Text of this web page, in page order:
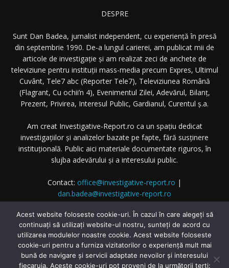
DESPRE
Sunt Dan Badea, jurnalist independent, cu experiență în presă
din septembrie 1990. De-a lungul carierei, am publicat mii de
articole de investigație și am realizat zeci de anchete de
televiziune pentru instituții mass-media precum Expres, Ultimul
Cuvânt, Tele7 abc (Reporter Tele7), Televiziunea Română
(Flagrant, Cu ochii’n 4), Evenimentul Zilei, Adevărul, Bilanț,
Prezent, Privirea, Interesul Public, Gardianul, Curentul ș.a.
Am creat Investigative-Report.ro ca un spațiu dedicat
investigațiilor și analizelor bazate pe fapte, fără susținere
instituțională. Public aici materiale documentate riguros, în
slujba adevărului și a interesului public.
Contact: office@investigative-report.ro |
dan.badea@investigative-report.ro
© 2025 Investigative-Report.ro. Toate drepturile rezervate.
Acest website foloseste cookie-uri. În cazul în care alegeți să
continuați să utilizați website-ul nostru, sunteți de acord cu
utilizarea modulelor noastre cookie. Acest website foloseste
cookie-uri pentru a furniza vizitatorilor o experiență mult mai
bună de navigare și servicii adaptate nevoilor și interesului
fiecaruia. Aceste cookie-uri pot proveni de la următorii terți: